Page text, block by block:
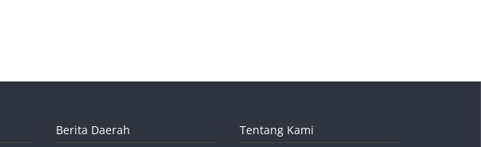
Berita Daerah
Tentang Kami